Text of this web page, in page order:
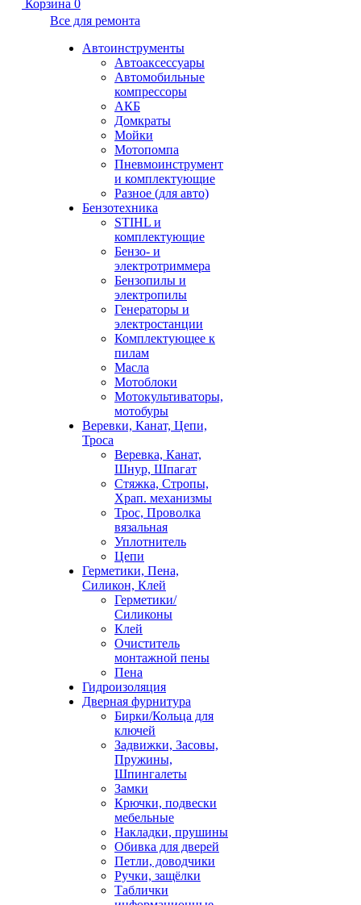
Корзина 0
Все для ремонта
Автоинструменты
Автоаксессуары
Автомобильные
компрессоры
АКБ
Домкраты
Мойки
Мотопомпа
Пневмоинструмент
и комплектующие
Разное (для авто)
Бензотехника
STIHL и
комплектующие
Бензо- и
электротриммера
Бензопилы и
электропилы
Генераторы и
электростанции
Комплектующее к
пилам
Масла
Мотоблоки
Мотокультиваторы,
мотобуры
Веревки, Канат, Цепи,
Троса
Веревка, Канат,
Шнур, Шпагат
Стяжка, Стропы,
Храп. механизмы
Трос, Проволка
вязальная
Уплотнитель
Цепи
Герметики, Пена,
Силикон, Клей
Герметики/
Силиконы
Клей
Очиститель
монтажной пены
Пена
Гидроизоляция
Дверная фурнитура
Бирки/Кольца для
ключей
Задвижки, Засовы,
Пружины,
Шпингалеты
Замки
Крючки, подвески
мебельные
Накладки, прушины
Обивка для дверей
Петли, доводчики
Ручки, защёлки
Таблички